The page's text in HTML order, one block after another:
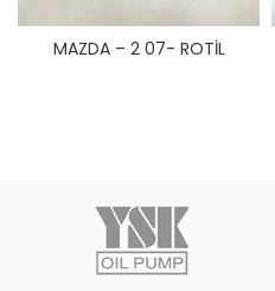
MAZDA – 2 07- ROTİL